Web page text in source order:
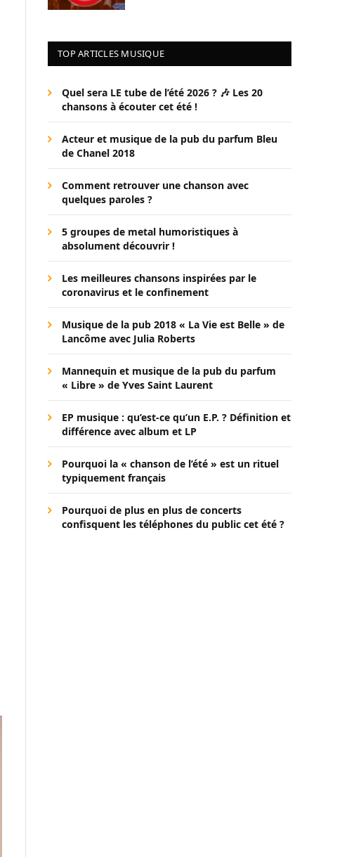
TOP ARTICLES MUSIQUE
Quel sera LE tube de l’été 2026 ? 🎶 Les 20
chansons à écouter cet été !
Acteur et musique de la pub du parfum Bleu
de Chanel 2018
Comment retrouver une chanson avec
quelques paroles ?
5 groupes de metal humoristiques à
absolument découvrir !
Les meilleures chansons inspirées par le
coronavirus et le confinement
Musique de la pub 2018 « La Vie est Belle » de
Lancôme avec Julia Roberts
Mannequin et musique de la pub du parfum
« Libre » de Yves Saint Laurent
EP musique : qu’est-ce qu’un E.P. ? Définition et
différence avec album et LP
Pourquoi la « chanson de l’été » est un rituel
typiquement français
Pourquoi de plus en plus de concerts
confisquent les téléphones du public cet été ?